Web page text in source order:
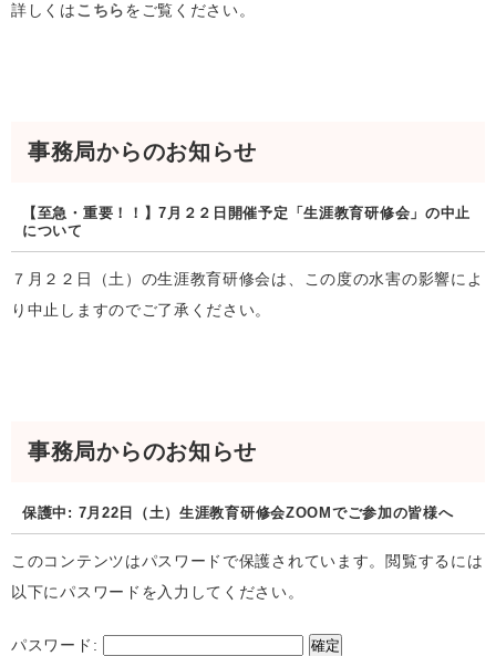
詳しくはこちらをご覧ください。
事務局からのお知らせ
【至急・重要！！】7月２２日開催予定「生涯教育研修会」の中止
について
７月２２日（土）の生涯教育研修会は、この度の水害の影響によ
り中止しますのでご了承ください。
事務局からのお知らせ
保護中: 7月22日（土）生涯教育研修会ZOOMでご参加の皆様へ
このコンテンツはパスワードで保護されています。閲覧するには
以下にパスワードを入力してください。
パスワード: